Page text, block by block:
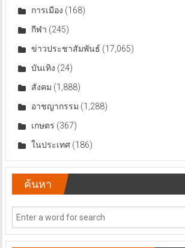
การเมือง (168)
กีฬา (245)
ข่าวประชาสัมพันธ์ (17,065)
บันเทิง (24)
สังคม (1,888)
อาชญากรรม (1,288)
เกษตร (367)
ในประเทศ(186)
ค้นหา